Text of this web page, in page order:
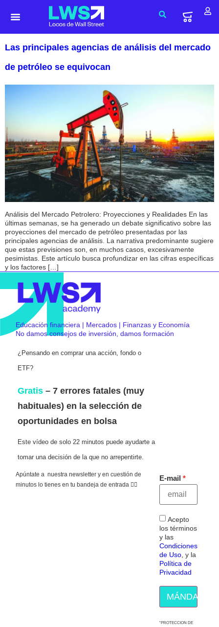
Las principales agencias de análisis del mercado
de petróleo se equivocan
Análisis del Mercado Petrolero: Proyecciones y Realidades En las
últimas semanas, se ha generado un debate significativo sobre las
proyecciones del mercado de petróleo presentadas por las
principales agencias de análisis. La narrativa predominante sugiere
que estas previsiones son, en muchos casos, excesivamente
pesimistas. Este artículo busca profundizar en las cifras específicas
y los factores […]
Educación financiera | Mercados | Finanzas y Economía
No damos consejos de inversión, damos formación
¿Pensando en comprar una acción, fondo o
ETF?
Gratis – 7 errores fatales (muy
habituales) en la selección de
oportunidades en bolsa
Este vídeo de solo 22 minutos puede ayudarte a
tomar una decisión de la que no arrepentirte.
Apúntate a nuestra newsletter y en cuestión de
minutos lo tienes en tu bandeja de entrada 👇🏻
E-mail
Acepto
los términos
y las
Condiciones
de Uso, y la
Política de
Privacidad
MÁNDAME
“PROTECCION DE